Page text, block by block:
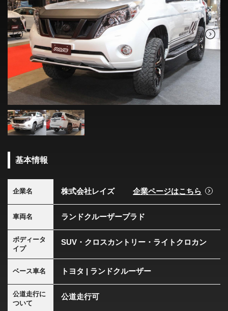
基本情報
企業名 株式会社レイズ 企業ページはこちら
車両名 ランドクルーザープラド
ボディータ
イプ
SUV・クロスカントリー・ライトクロカン
ベース車名 トヨタ | ランドクルーザー
公道走行に
ついて
公道走行可